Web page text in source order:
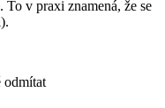
v praxi znamená, že se
odmítat